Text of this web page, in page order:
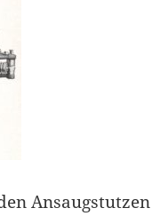
Ansaugstutzen